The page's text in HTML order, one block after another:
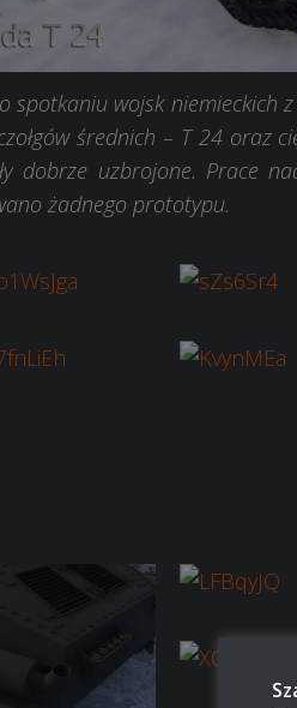
spotkaniu wojsk niemieckich
średnich – T 24 oraz
dobrze uzbrojone. Prace
żadnego prototypu.